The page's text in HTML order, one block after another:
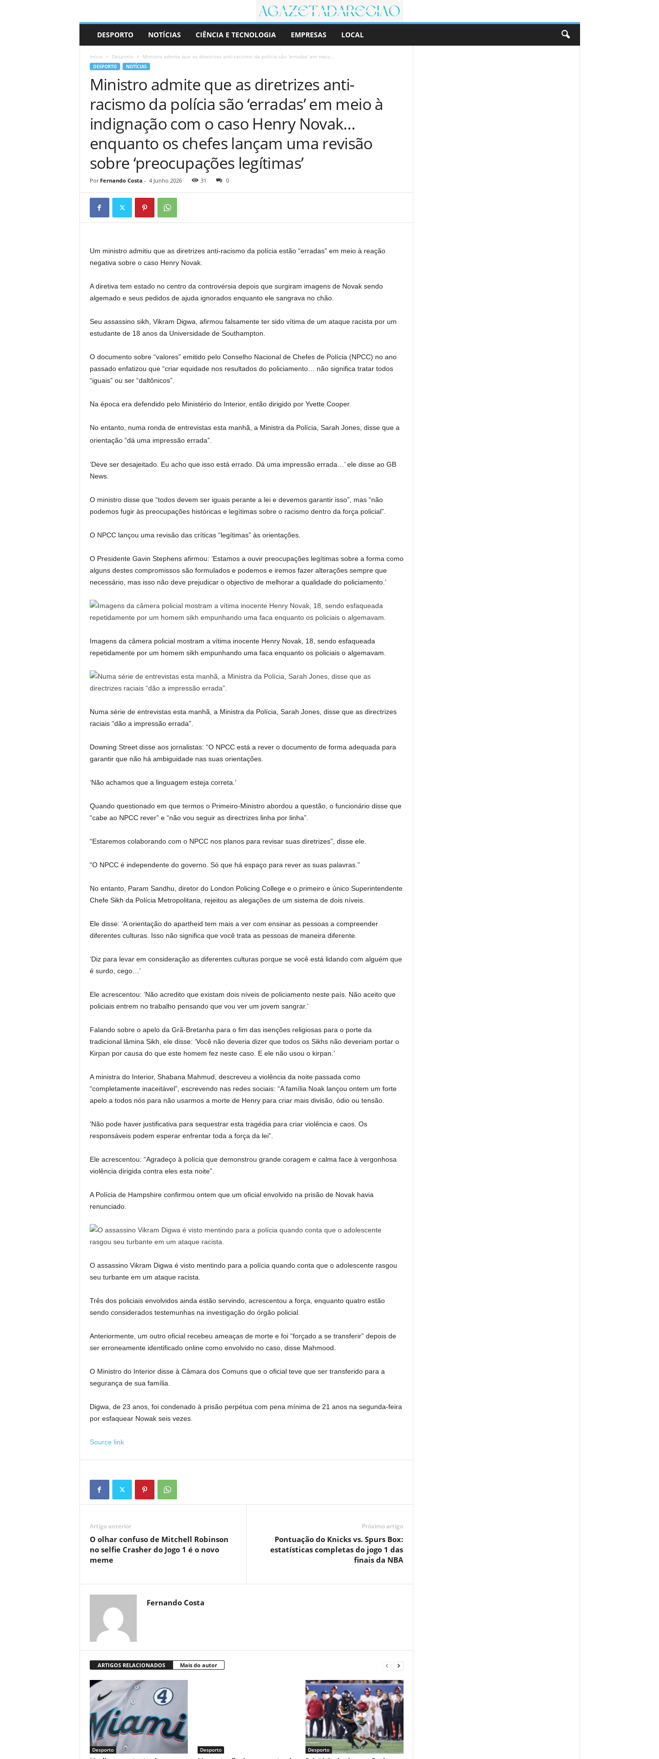
r
DESPORTO NOTÍCIAS CIÊNCIA E TECNOLOGIA EMPRESAS LOCAL
Início Desporto Ministro admite que as diretrizes anti-racismo da polícia são ‘erradas’ em meio...
DESPORTO NOTÍCIAS
Ministro admite que as diretrizes anti-
racismo da polícia são ‘erradas’ em meio à
indignação com o caso Henry Novak…
enquanto os chefes lançam uma revisão
sobre ‘preocupações legítimas’
Por Fernando Costa - 4 Junho 2026 31 0
Um ministro admitiu que as diretrizes anti-racismo da polícia estão “erradas” em meio à reação
negativa sobre o caso Henry Novak.
A diretiva tem estado no centro da controvérsia depois que surgiram imagens de Novak sendo
algemado e seus pedidos de ajuda ignorados enquanto ele sangrava no chão.
Seu assassino sikh, Vikram Digwa, afirmou falsamente ter sido vítima de um ataque racista por um
estudante de 18 anos da Universidade de Southampton.
O documento sobre “valores” emitido pelo Conselho Nacional de Chefes de Polícia (NPCC) no ano
passado enfatizou que “criar equidade nos resultados do policiamento… não significa tratar todos
“iguais” ou ser “daltônicos”.
Na época era defendido pelo Ministério do Interior, então dirigido por Yvette Cooper.
No entanto, numa ronda de entrevistas esta manhã, a Ministra da Polícia, Sarah Jones, disse que a
orientação “dá uma impressão errada”.
‘Deve ser desajeitado. Eu acho que isso está errado. Dá uma impressão errada…’ ele disse ao GB
News.
O ministro disse que “todos devem ser iguais perante a lei e devemos garantir isso”, mas “não
podemos fugir às preocupações históricas e legítimas sobre o racismo dentro da força policial”.
O NPCC lançou uma revisão das críticas “legítimas” às orientações.
O Presidente Gavin Stephens afirmou: ‘Estamos a ouvir preocupações legítimas sobre a forma como
alguns destes compromissos são formulados e podemos e iremos fazer alterações sempre que
necessário, mas isso não deve prejudicar o objectivo de melhorar a qualidade do policiamento.’
Imagens da câmera policial mostram a vítima inocente Henry Novak, 18, sendo esfaqueada
repetidamente por um homem sikh empunhando uma faca enquanto os policiais o algemavam.
Numa série de entrevistas esta manhã, a Ministra da Polícia, Sarah Jones, disse que as directrizes
raciais “dão a impressão errada”.
Downing Street disse aos jornalistas: “O NPCC está a rever o documento de forma adequada para
garantir que não há ambiguidade nas suas orientações.
‘Não achamos que a linguagem esteja correta.’
Quando questionado em que termos o Primeiro-Ministro abordou a questão, o funcionário disse que
“cabe ao NPCC rever” e “não vou seguir as directrizes linha por linha”.
“Estaremos colaborando com o NPCC nos planos para revisar suas diretrizes”, disse ele.
“O NPCC é independente do governo. Só que há espaço para rever as suas palavras.”
No entanto, Param Sandhu, diretor do London Policing College e o primeiro e único Superintendente
Chefe Sikh da Polícia Metropolitana, rejeitou as alegações de um sistema de dois níveis.
Ele disse: ‘A orientação do apartheid tem mais a ver com ensinar as pessoas a compreender
diferentes culturas. Isso não significa que você trata as pessoas de maneira diferente.
‘Diz para levar em consideração as diferentes culturas porque se você está lidando com alguém que
é surdo, cego…’
Ele acrescentou: ‘Não acredito que existam dois níveis de policiamento neste país. Não aceito que
policiais entrem no trabalho pensando que vou ver um jovem sangrar.’
Falando sobre o apelo da Grã-Bretanha para o fim das isenções religiosas para o porte da
tradicional lâmina Sikh, ele disse: ‘Você não deveria dizer que todos os Sikhs não deveriam portar o
Kirpan por causa do que este homem fez neste caso. E ele não usou o kirpan.’
A ministra do Interior, Shabana Mahmud, descreveu a violência da noite passada como
“completamente inaceitável”, escrevendo nas redes sociais: “A família Noak lançou ontem um forte
apelo a todos nós para não usarmos a morte de Henry para criar mais divisão, ódio ou tensão.
‘Não pode haver justificativa para sequestrar esta tragédia para criar violência e caos. Os
responsáveis ​​podem esperar enfrentar toda a força da lei”.
Ele acrescentou: “Agradeço à polícia que demonstrou grande coragem e calma face à vergonhosa
violência dirigida contra eles esta noite”.
A Polícia de Hampshire confirmou ontem que um oficial envolvido na prisão de Novak havia
renunciado.
O assassino Vikram Digwa é visto mentindo para a polícia quando conta que o adolescente rasgou
seu turbante em um ataque racista.
Três dos policiais envolvidos ainda estão servindo, acrescentou a força, enquanto quatro estão
sendo considerados testemunhas na investigação do órgão policial.
Anteriormente, um outro oficial recebeu ameaças de morte e foi “forçado a se transferir” depois de
ser erroneamente identificado online como envolvido no caso, disse Mahmood.
O Ministro do Interior disse à Câmara dos Comuns que o oficial teve que ser transferido para a
segurança de sua família.
Digwa, de 23 anos, foi condenado à prisão perpétua com pena mínima de 21 anos na segunda-feira
por esfaquear Nowak seis vezes.
Source link
Artigo anterior
O olhar confuso de Mitchell Robinson
no selfie Crasher do Jogo 1 é o novo
meme
Próximo artigo
Pontuação do Knicks vs. Spurs Box:
estatísticas completas do jogo 1 das
finais da NBA
Fernando Costa
ARTIGOS RELACIONADOS Mais do autor
Desporto Desporto Desporto